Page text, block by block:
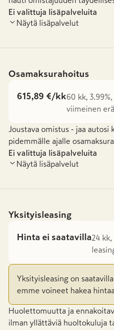
Ei valittuja lisäpalveluita
Näytä lisäpalvelut
Osamaksurahoitus
615,89 €/kk60 kk,
viimeinen
Joustava omistus - jaa autosi
pidemmälle ajalle
Ei valittuja lisäpalveluita
Näytä lisäpalvelut
Yksityisleasing
Hinta ei saatavilla24
Yksityisleasing on
emme voineet hakea
Huolettomuutta ja
ilman yllättäviä huoltokuluja